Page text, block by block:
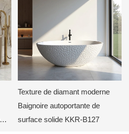
Texture de diamant moderne
Baignoire autoportante de
surface solide KKR-B127